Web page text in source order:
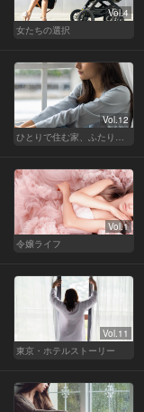
Vol.4
女たちの選択
Vol.12
Vol.1
令嬢ライフ
Vol.11
東京・ホテルストーリー